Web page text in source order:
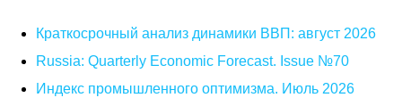
Краткосрочный анализ динамики ВВП: август 2026
Russia: Quarterly Economic Forecast. Issue №70
Индекс промышленного оптимизма. Июль 2026